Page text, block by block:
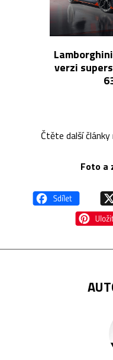
verzi
Čtěte další
Foto a